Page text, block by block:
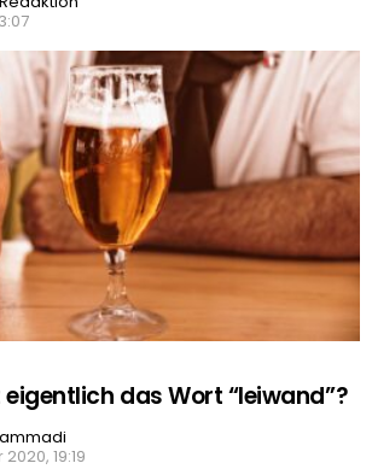
das Wort “leiwand”?
19:19